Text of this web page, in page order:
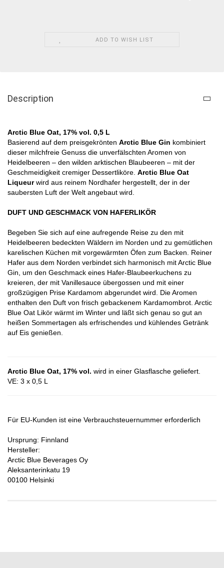
ADD TO WISH LIST
Description
Arctic Blue Oat, 17% vol. 0,5 L
Basierend auf dem preisgekrönten Arctic Blue Gin kombiniert
dieser milchfreie Genuss die unverfälschten Aromen von
Heidelbeeren – den wilden arktischen Blaubeeren – mit der
Geschmeidigkeit cremiger Dessertliköre. Arctic Blue Oat
Liqueurwird aus reinem Nordhafer hergestellt, der in der
saubersten Luft der Welt angebaut wird.
DUFT UND GESCHMACK VON HAFERLIKÖR
Begeben Sie sich auf eine aufregende Reise zu den mit
Heidelbeeren bedeckten Wäldern im Norden und zu gemütlichen
karelischen Küchen mit vorgewärmten Öfen zum Backen. Reiner
Hafer aus dem Norden verbindet sich harmonisch mit Arctic Blue
Gin, um den Geschmack eines Hafer-Blaubeerkuchens zu
kreieren, der mit Vanillesauce übergossen und mit einer
großzügigen Prise Kardamom abgerundet wird. Die Aromen
enthalten den Duft von frisch gebackenem Kardamombrot. Arctic
Blue Oat Likör wärmt im Winter und läßt sich genau so gut an
heißen Sommertagen als erfrischendes und kühlendes Getränk
auf Eis genießen.
Arctic Blue Oat, 17% vol. wird in einer Glasflasche geliefert.
VE: 3 x 0,5 L
Für EU-Kunden ist eine Verbrauchsteuernummer erforderlich
Ursprung: Finnland
Hersteller:
Arctic Blue Beverages Oy
Aleksanterinkatu 19
00100 Helsinki